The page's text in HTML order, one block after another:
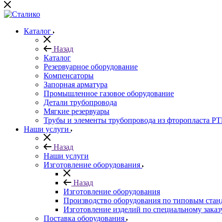
Каталог
Назад
Каталог
Резервуарное оборудование
Компенсаторы
Запорная арматура
Промышленное газовое оборудование
Детали трубопровода
Мягкие резервуары
Трубы и элементы трубопровода из фторопласта
Наши услуги
Назад
Наши услуги
Изготовление оборудования
Назад
Изготовление оборудования
Производство оборудования по типовым
Изготовление изделий по специальному
Поставка оборудования